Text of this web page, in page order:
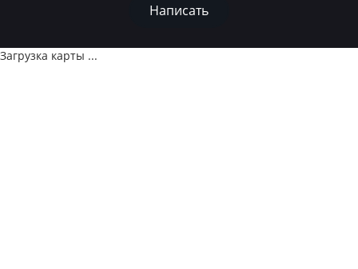
Написать
Загрузка карты ...